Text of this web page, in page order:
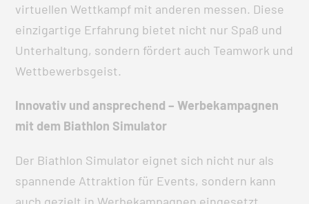
virtuellen Wettkampf mit anderen messen. Diese
einzigartige Erfahrung bietet nicht nur Spaß und
Unterhaltung, sondern fördert auch Teamwork und
Wettbewerbsgeist.
Innovativ und ansprechend – Werbekampagnen
mit dem Biathlon Simulator
Der Biathlon Simulator eignet sich nicht nur als
spannende Attraktion für Events, sondern kann
auch gezielt in Werbekampagnen eingesetzt